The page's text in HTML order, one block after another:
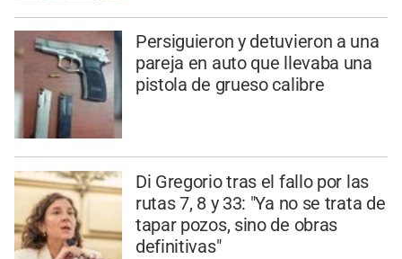
Persiguieron y detuvieron a una
pareja en auto que llevaba una
pistola de grueso calibre
Di Gregorio tras el fallo por las
rutas 7, 8 y 33: "Ya no se trata de
tapar pozos, sino de obras
definitivas"